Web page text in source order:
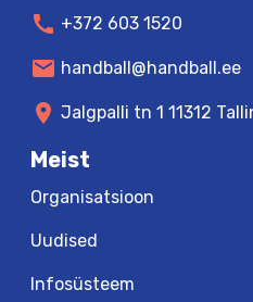
call +372 603 1520
mail handball@handball.ee
location_on Jalgpalli tn 1 11312
Meist
Organisatsioon
Uudised
Infosüsteem